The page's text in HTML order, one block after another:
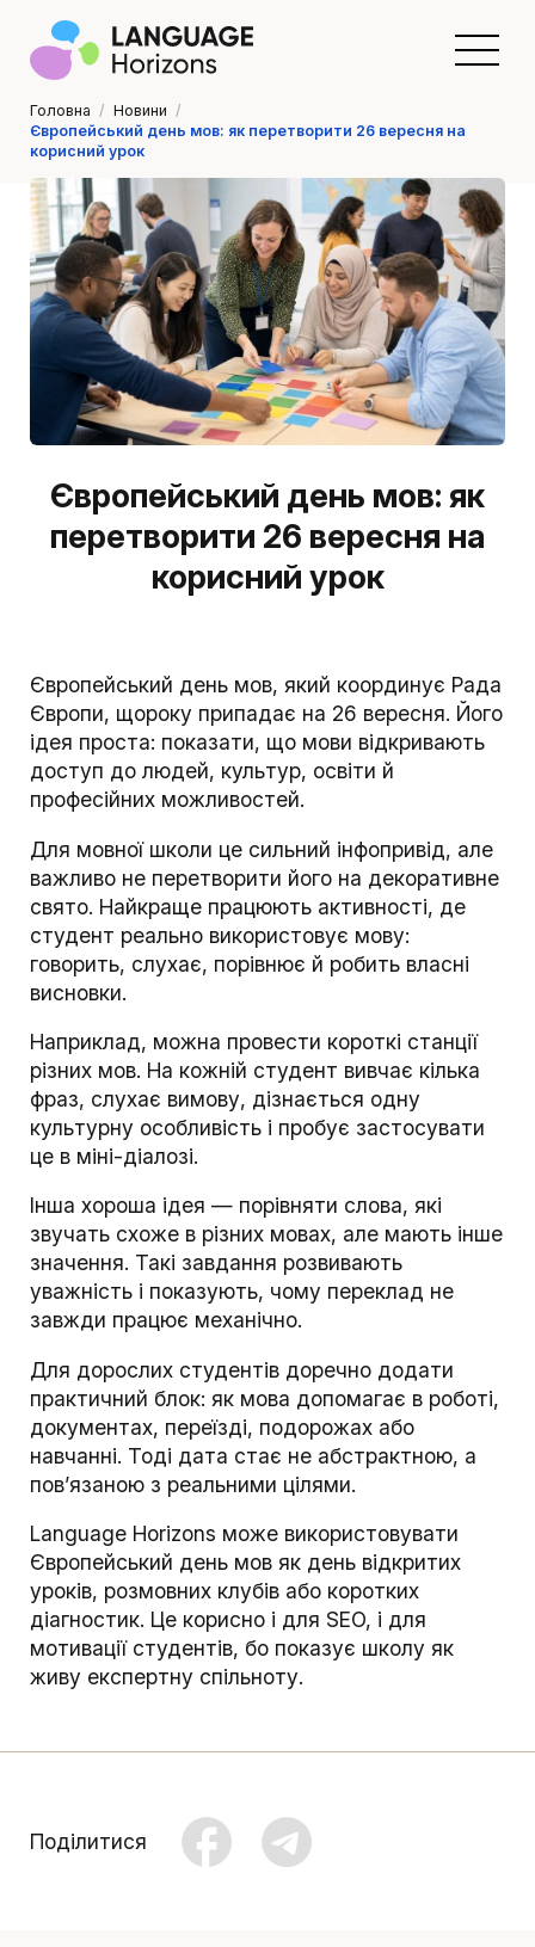
Головна / Новини /
Європейський день мов: як перетворити 26 вересня на
корисний урок
Європейський день мов: як
перетворити 26 вересня на
корисний урок
Європейський день мов, який координує Рада
Європи, щороку припадає на 26 вересня. Його
ідея проста: показати, що мови відкривають
доступ до людей, культур, освіти й
професійних можливостей.
Для мовної школи це сильний інфопривід, але
важливо не перетворити його на декоративне
свято. Найкраще працюють активності, де
студент реально використовує мову:
говорить, слухає, порівнює й робить власні
висновки.
Наприклад, можна провести короткі станції
різних мов. На кожній студент вивчає кілька
фраз, слухає вимову, дізнається одну
культурну особливість і пробує застосувати
це в міні-діалозі.
Інша хороша ідея — порівняти слова, які
звучать схоже в різних мовах, але мають інше
значення. Такі завдання розвивають
уважність і показують, чому переклад не
завжди працює механічно.
Для дорослих студентів доречно додати
практичний блок: як мова допомагає в роботі,
документах, переїзді, подорожах або
навчанні. Тоді дата стає не абстрактною, а
пов’язаною з реальними цілями.
Language Horizons може використовувати
Європейський день мов як день відкритих
уроків, розмовних клубів або коротких
діагностик. Це корисно і для SEO, і для
мотивації студентів, бо показує школу як
живу експертну спільноту.
Поділитися